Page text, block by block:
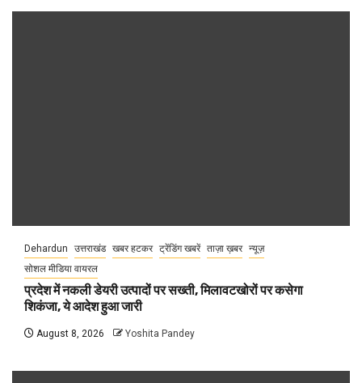
Dehardun उत्तराखंड खबर हटकर ट्रेंडिंग खबरें ताज़ा ख़बर न्यूज़
सोशल मीडिया वायरल
प्रदेश में नकली डेयरी उत्पादों पर सख्ती, मिलावटखोरों पर कसेगा
शिकंजा, ये आदेश हुआ जारी
August 8, 2026 Yoshita Pandey